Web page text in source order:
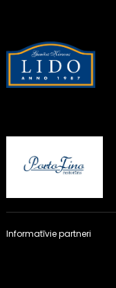
Informatīvie partneri